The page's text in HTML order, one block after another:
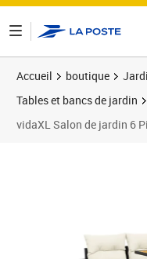
Accueil boutique
Tables et bancs de jardin
vidaXL Salon de jardin 6